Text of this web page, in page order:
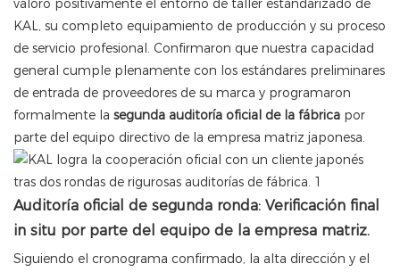
valoró positivamente el entorno de taller estandarizado de
KAL, su completo equipamiento de producción y su proceso
de servicio profesional. Confirmaron que nuestra capacidad
general cumple plenamente con los estándares preliminares
de entrada de proveedores de su marca y programaron
formalmente la segunda auditoría oficial de la fábrica por
parte del equipo directivo de la empresa matriz japonesa.
Auditoría oficial de segunda ronda: Verificación final
in situ por parte del equipo de la empresa matriz.
Siguiendo el cronograma confirmado, la alta dirección y el